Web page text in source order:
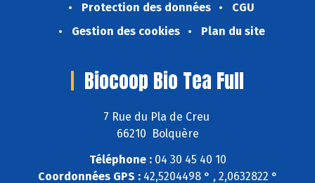
Protection des données
CGU
Gestion des cookies
Plan du site
Biocoop Bio Tea Full
7 Rue du Pla de Creu
66210 Bolquère
Téléphone :04 30 45 40 10
Coordonnées GPS :42,5204498 ° , 2,0632822 °